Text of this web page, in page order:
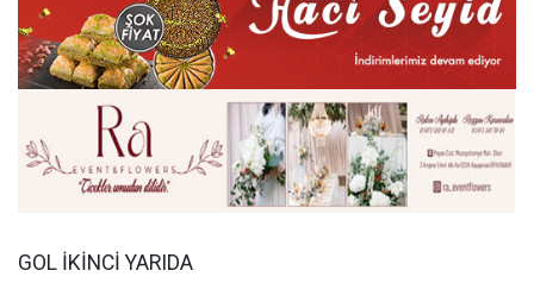
GOL İKİNCİ YARIDA